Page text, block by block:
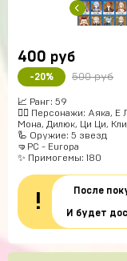
400 руб
-20% 500 руб
📈 Ранг: 59
🧍‍♀️ Персонажи: Аяка, Е
Мона, Дилюк, Ци Ци,
🦾 Оружие: 5 звезд
🤜PC - Europa
✨ Примогемы: 180
!
После
И будет